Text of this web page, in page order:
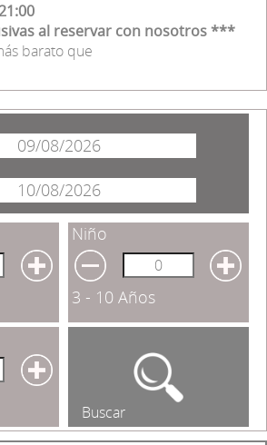
al reservar con nosotros ***
barato que
Niño
3 - 10 Años
Buscar